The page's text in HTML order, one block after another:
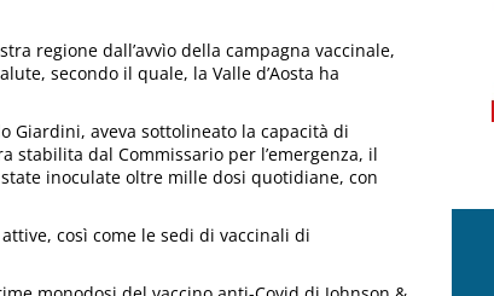
regione dall’avvìo della campagna vaccinale,
secondo il quale, la Valle d’Aosta ha
Giardini, aveva sottolineato la capacità di
stabilita dal Commissario per l’emergenza, il
inoculate oltre mille dosi quotidiane, con
così come le sedi di vaccinali di